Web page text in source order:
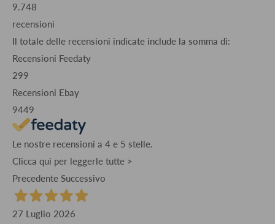
9.748
recensioni
Il totale delle recensioni indicate include la somma di:
Recensioni Feedaty
299
Recensioni Ebay
9449
Le nostre recensioni a 4 e 5 stelle.
Clicca qui per leggerle tutte >
Precedente Successivo
27 Luglio 2026